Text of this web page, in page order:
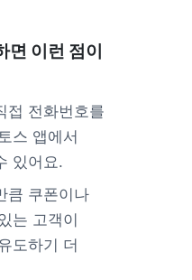
SDK·API 연동
페이스패스
면 이런 점이
접 전화번호를
스 앱에서
있어요.
큼 쿠폰이나
는 고객이
도하기 더